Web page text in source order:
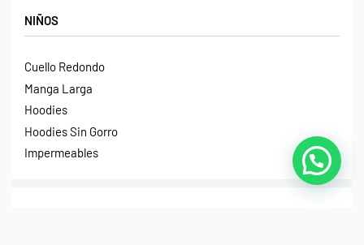
NIÑOS
Cuello Redondo
Manga Larga
Hoodies
Hoodies Sin Gorro
Impermeables